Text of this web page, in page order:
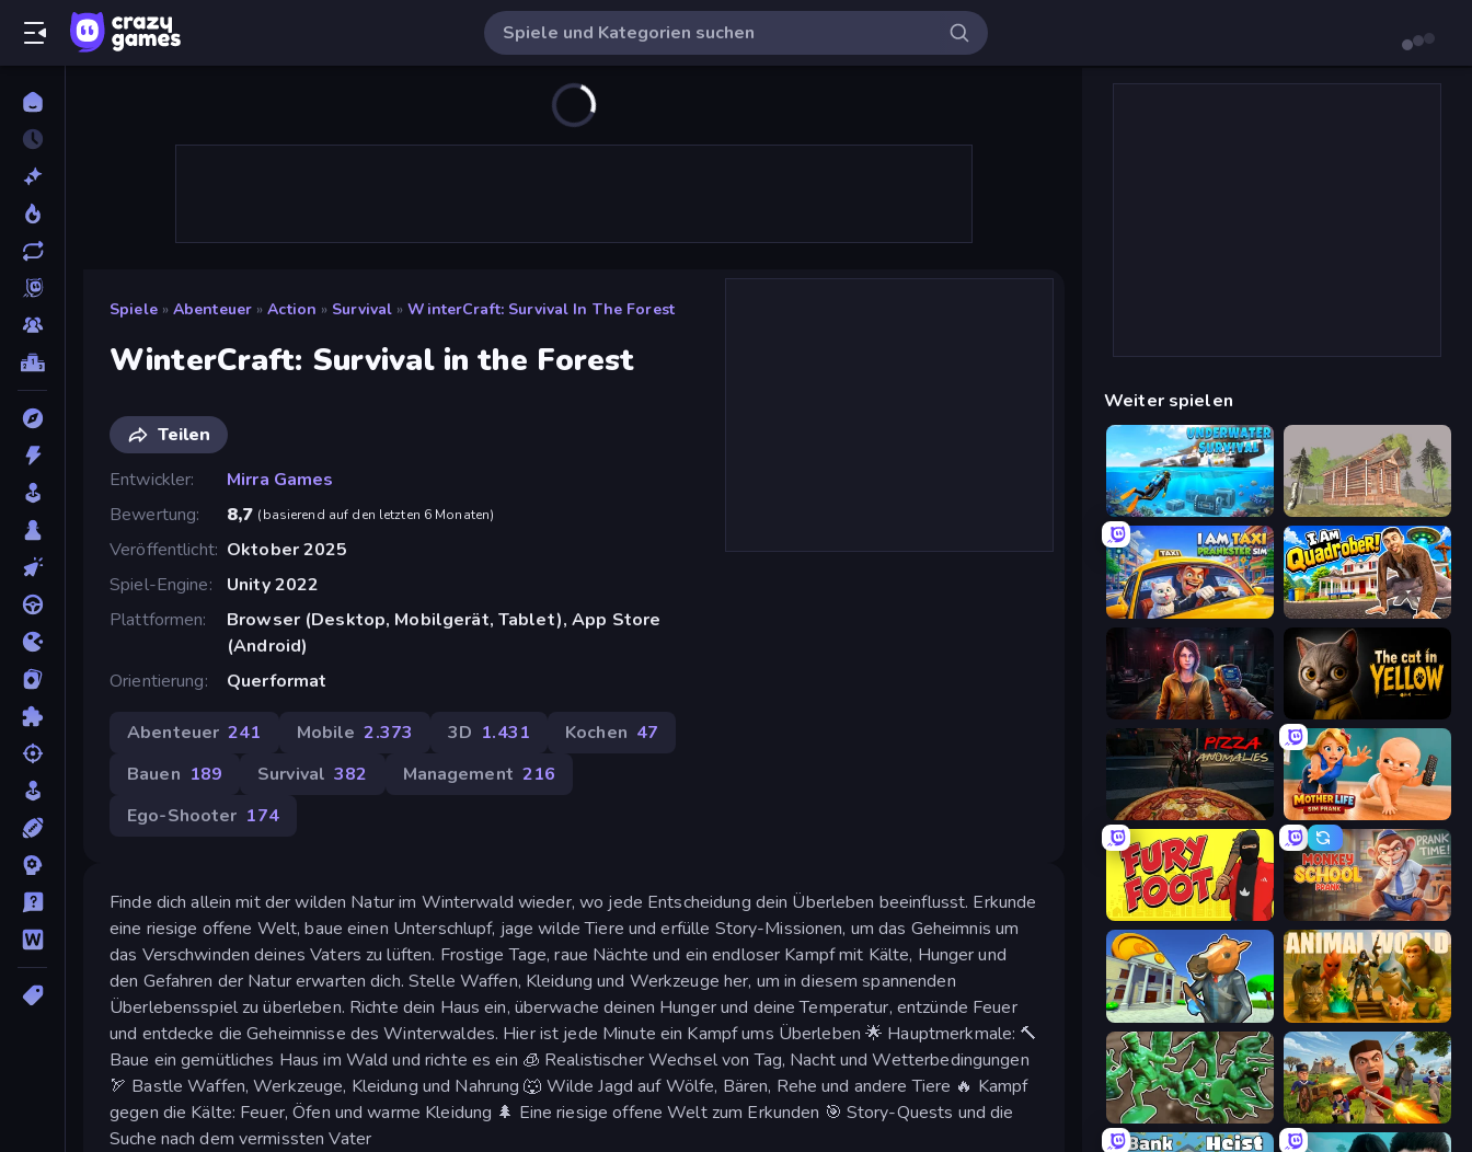
Spiele » Abenteuer » Action » Survival » WinterCraft: Survival In The Forest
WinterCraft: Survival in the Forest
Teilen
Entwickler
Mirra Games
Bewertung
8,7 (basierend auf den letzten 6 Monaten)
Veröffentlicht Oktober 2025
Spiel-Engine
Unity 2022
Plattformen
Browser (Desktop, Mobilgerät, Tablet), App Store
(Android)
Orientierung
Querformat
Abenteuer 241 Mobile 2.373 3D 1.431 Kochen 47
Bauen 189 Survival 382 Management 216
Ego-Shooter 174
Finde dich allein mit der wilden Natur im Winterwald wieder, wo jede Entscheidung dein Überleben beeinflusst. Erkunde
eine riesige offene Welt, baue einen Unterschlupf, jage wilde Tiere und erfülle Story-Missionen, um das Geheimnis um
das Verschwinden deines Vaters zu lüften. Frostige Tage, raue Nächte und ein endloser Kampf mit Kälte, Hunger und
den Gefahren der Natur erwarten dich. Stelle Waffen, Kleidung und Werkzeuge her, um in diesem spannenden
Überlebensspiel zu überleben. Richte dein Haus ein, überwache deinen Hunger und deine Temperatur, entzünde Feuer
und entdecke die Geheimnisse des Winterwaldes. Hier ist jede Minute ein Kampf ums Überleben 🌟 Hauptmerkmale: 🔨
Baue ein gemütliches Haus im Wald und richte es ein 🧊 Realistischer Wechsel von Tag, Nacht und Wetterbedingungen
🏹 Bastle Waffen, Werkzeuge, Kleidung und Nahrung 🐺 Wilde Jagd auf Wölfe, Bären, Rehe und andere Tiere 🔥 Kampf
gegen die Kälte: Feuer, Öfen und warme Kleidung 🌲 Eine riesige offene Welt zum Erkunden 🎯 Story-Quests und die
Suche nach dem vermissten Vater
Weiter spielen
Underwater Survival: Deep Dive Survive In The Forest
I Am Taxi Prankster Sim I Am Quadrober!
Survival Zone Zombie Outbreak The Cat in Yellow
Pizza Anomalies Mother Life Simulator: Prank
Fury Foot Monkey School Prank
Bank Robbery 3 Animal World
Soldiers - Capture and Control! Redcoats.io